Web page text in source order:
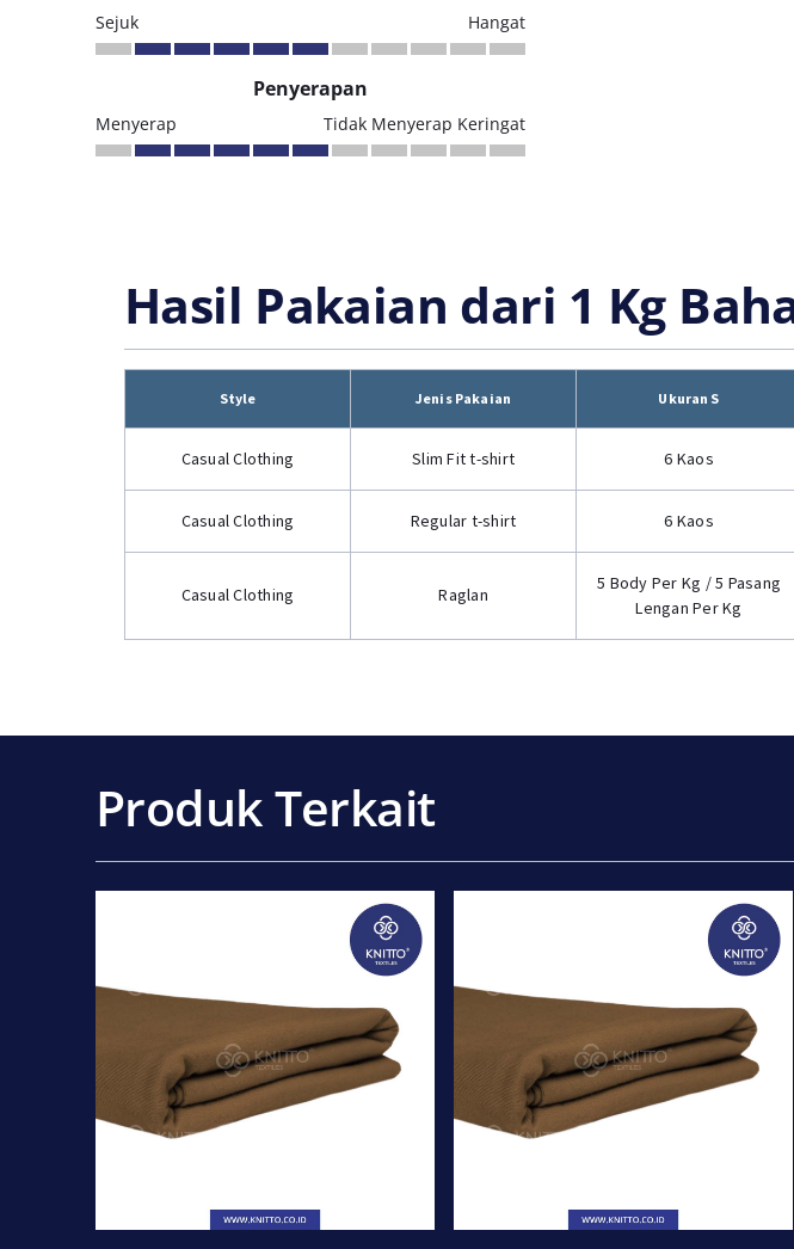
Sejuk Hangat
Penyerapan
Menyerap Tidak Menyerap Keringat
Hasil Pakaian dari 1 Kg
Style Jenis Pakaian Ukuran S
Casual Clothing Slim Fit t-shirt 6 Kaos
Casual Clothing Regular t-shirt 6 Kaos
Casual Clothing Raglan
5 Body Per Kg / 5 Pasang
Lengan Per Kg
Produk Terkait